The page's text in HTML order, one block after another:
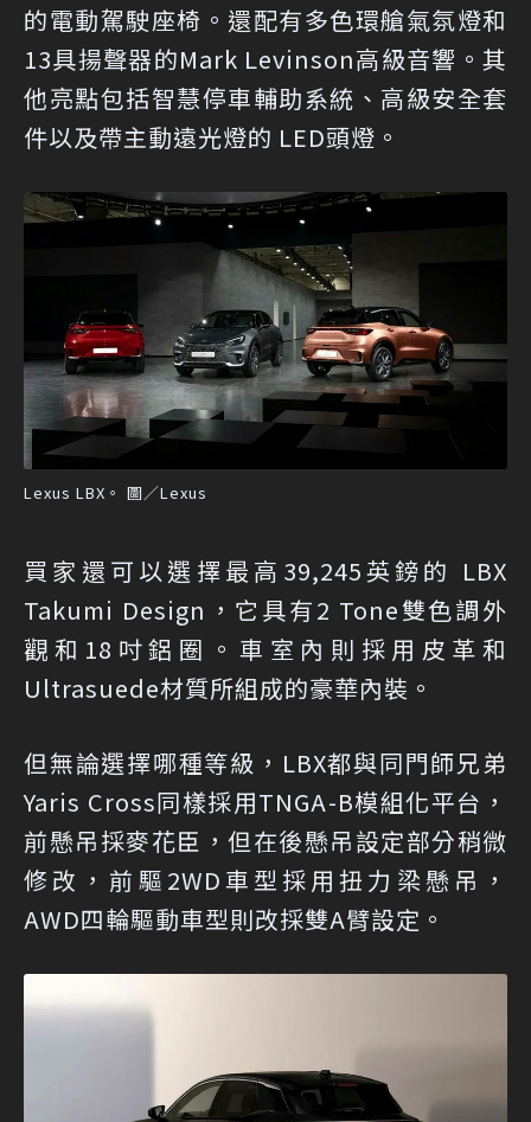
的電動駕駛座椅。還配有多色環艙氣氛燈和
13具揚聲器的Mark Levinson高級音響。其
他亮點包括智慧停車輔助系統、高級安全套
件以及帶主動遠光燈的 LED頭燈。
Lexus LBX。 圖／Lexus
買家還可以選擇最高39,245英鎊的 LBX
Takumi Design，它具有2 Tone雙色調外
觀和18吋鋁圈。車室內則採用皮革和
Ultrasuede材質所組成的豪華內裝。
但無論選擇哪種等級，LBX都與同門師兄弟
Yaris Cross同樣採用TNGA-B模組化平台，
前懸吊採麥花臣，但在後懸吊設定部分稍微
修改，前驅2WD車型採用扭力梁懸吊，
AWD四輪驅動車型則改採雙A臂設定。